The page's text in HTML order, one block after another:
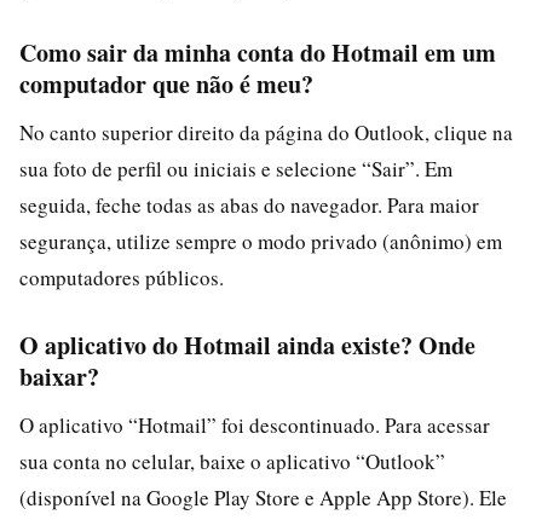
Como sair da minha conta do Hotmail em um
computador que não é meu?
No canto superior direito da página do Outlook, clique na
sua foto de perfil ou iniciais e selecione “Sair”. Em
seguida, feche todas as abas do navegador. Para maior
segurança, utilize sempre o modo privado (anônimo) em
computadores públicos.
O aplicativo do Hotmail ainda existe? Onde
baixar?
O aplicativo “Hotmail” foi descontinuado. Para acessar
sua conta no celular, baixe o aplicativo “Outlook”
(disponível na Google Play Store e Apple App Store). Ele